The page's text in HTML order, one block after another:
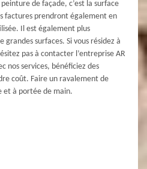
de façade, c’est la surface
factures prendront également en
Il est également plus
surfaces. Si vous résidez à
pas à contacter l’entreprise AR
nos services, bénéficiez des
coût. Faire un ravalement de
et à portée de main.